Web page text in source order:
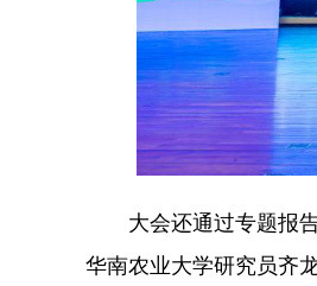
大会还通过专题报告
华南农业大学研究员齐